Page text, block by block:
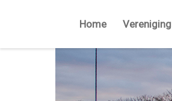
Home Vereniging